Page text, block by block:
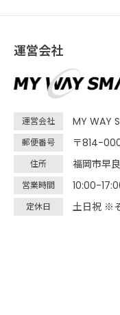
運営会社
運営会社 MY WAY
郵便番号 〒814-
住所 福岡市早
営業時間 10:00-
定休日 土日祝 ※